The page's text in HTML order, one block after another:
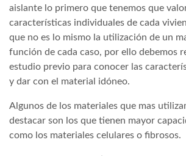
aislante lo primero que tenemos que
características individuales de cada
que no es lo mismo la utilización de un
función de cada caso, por ello debemos
estudio previo para conocer las
y dar con el material idóneo.
Algunos de los materiales que mas
destacar son los que tienen mayor
como los materiales celulares o fibrosos.